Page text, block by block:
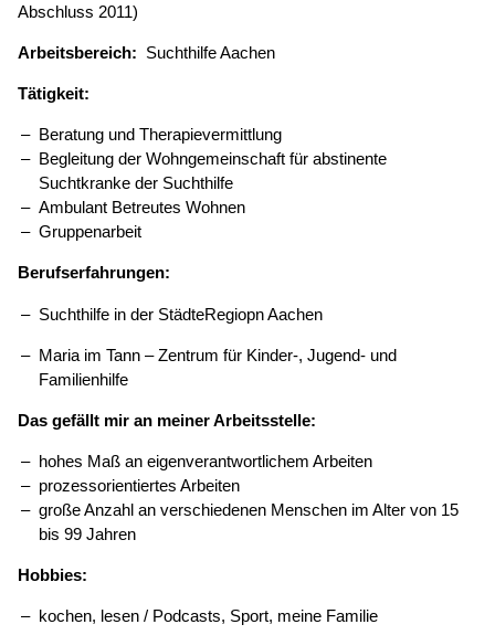
Abschluss 2011)
Arbeitsbereich: Suchthilfe Aachen
Tätigkeit:
Beratung und Therapievermittlung
Begleitung der Wohngemeinschaft für abstinente
Suchtkranke der Suchthilfe
Ambulant Betreutes Wohnen
Gruppenarbeit
Berufserfahrungen:
Suchthilfe in der StädteRegiopn Aachen
Maria im Tann – Zentrum für Kinder-, Jugend- und
Familienhilfe
Das gefällt mir an meiner Arbeitsstelle:
hohes Maß an eigenverantwortlichem Arbeiten
prozessorientiertes Arbeiten
große Anzahl an verschiedenen Menschen im Alter von 15
bis 99 Jahren
Hobbies:
kochen, lesen / Podcasts, Sport, meine Familie